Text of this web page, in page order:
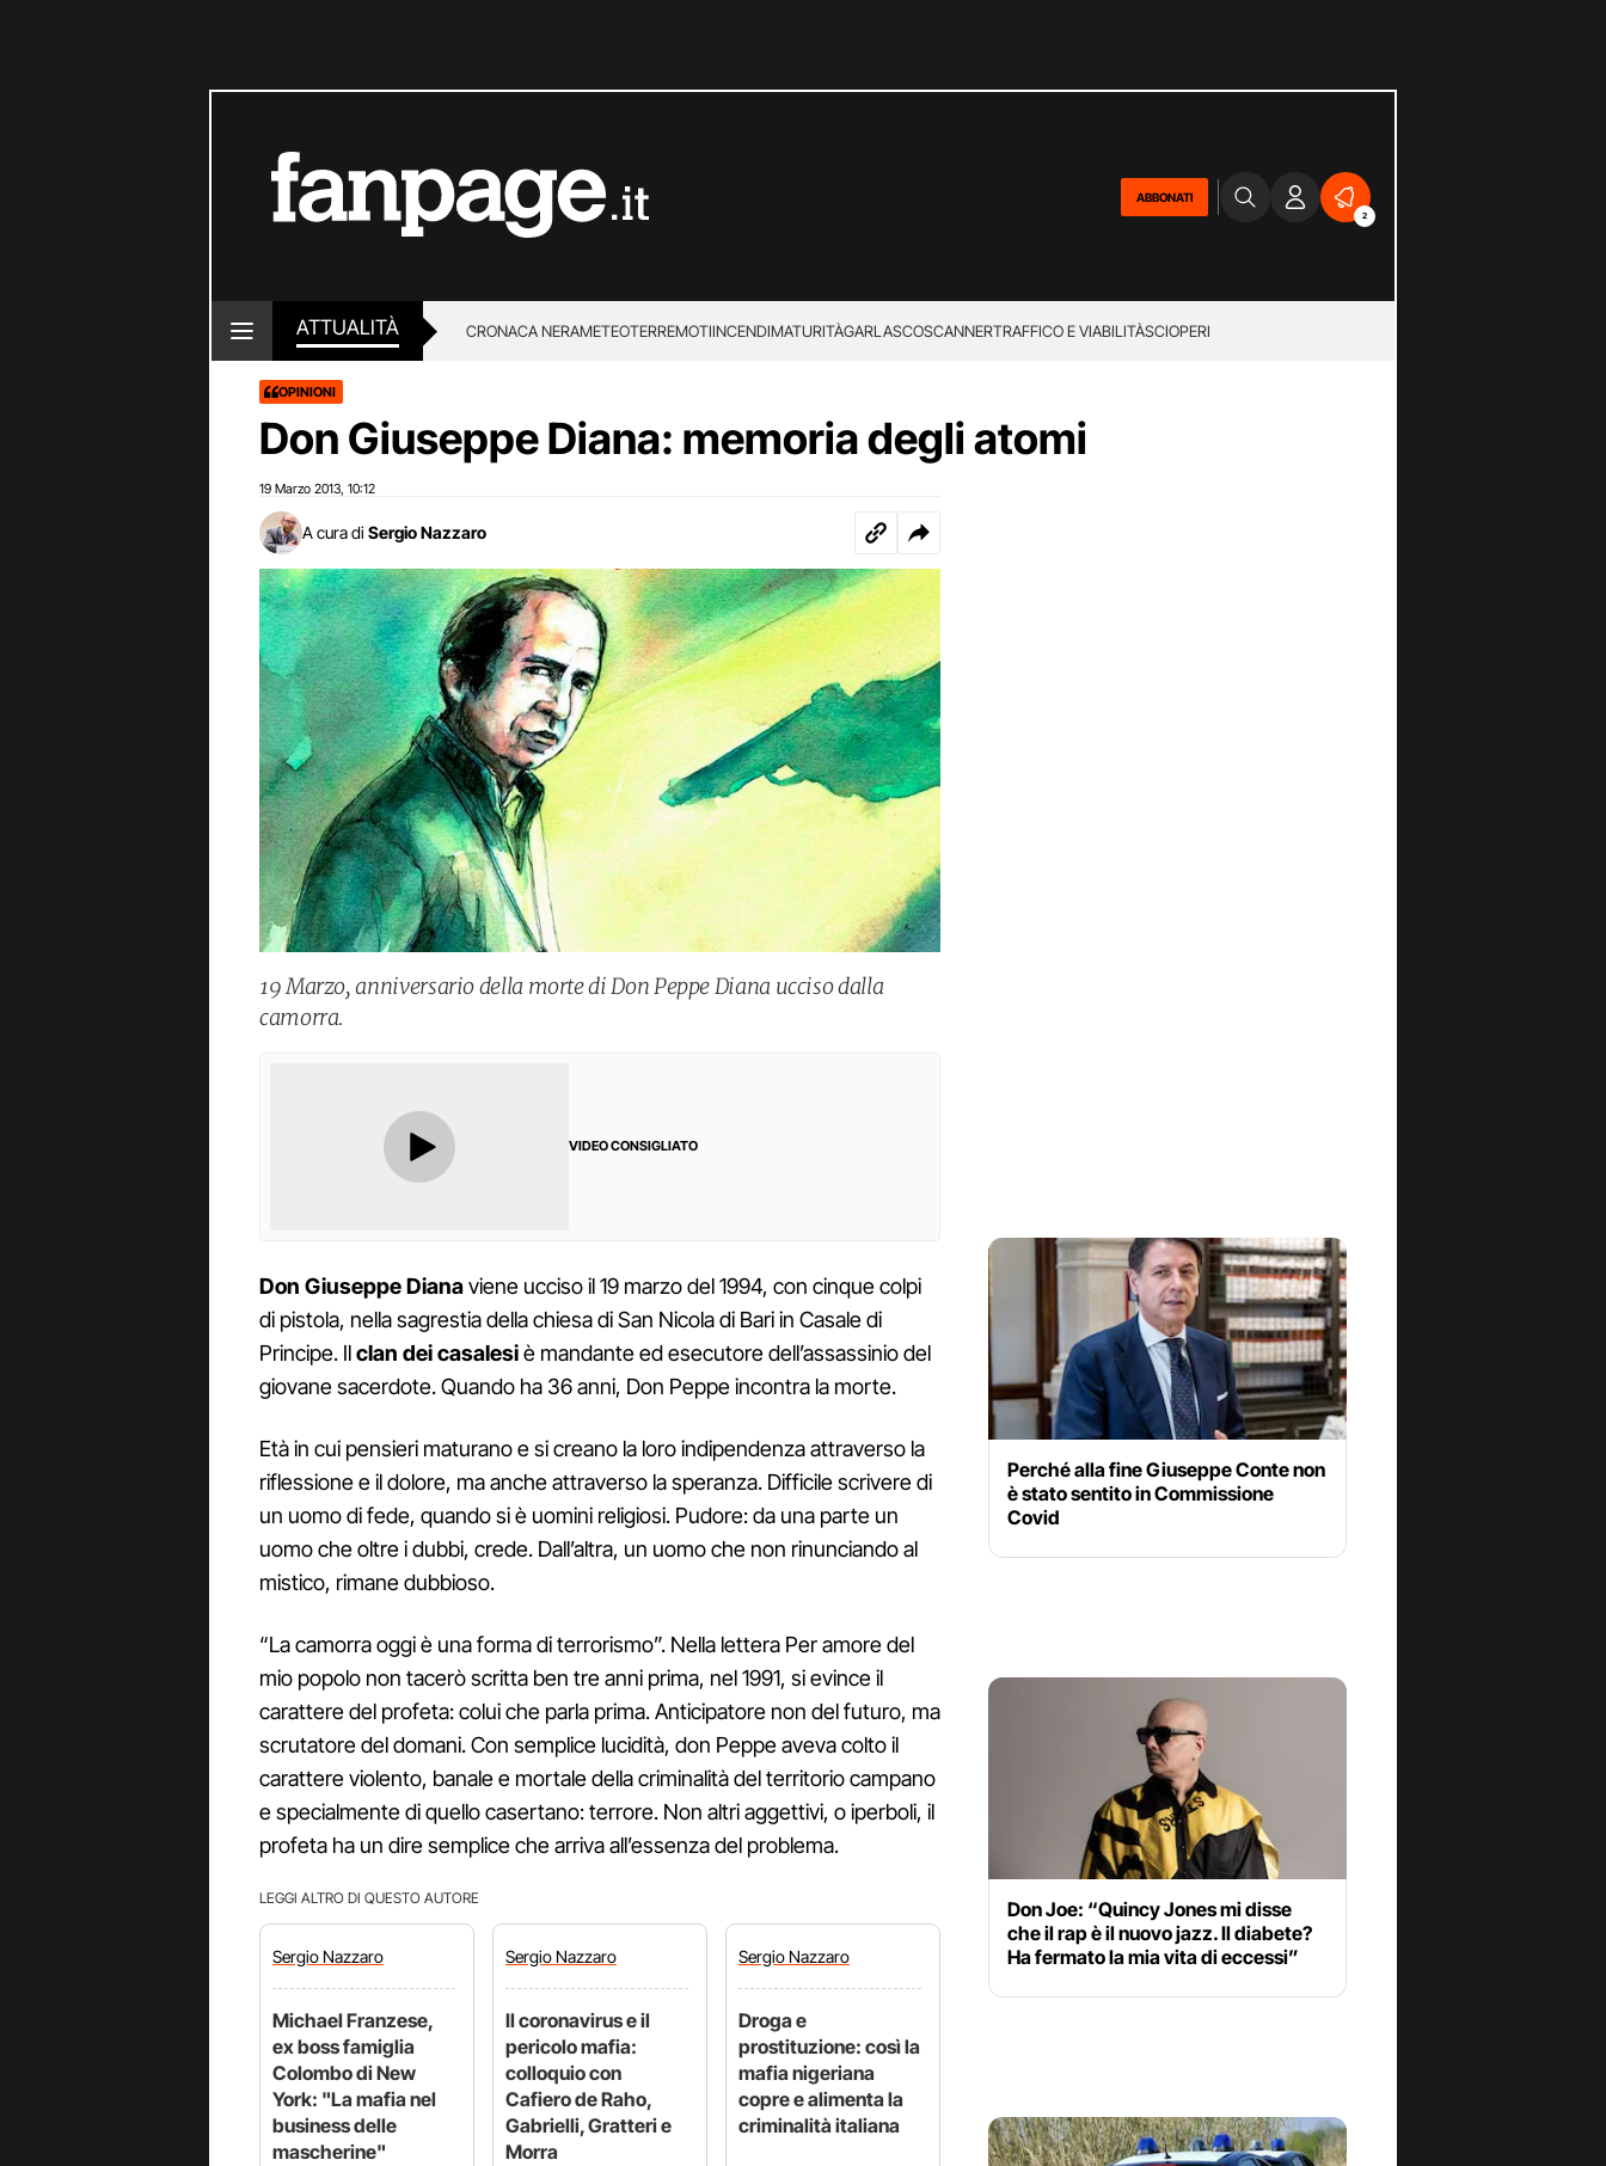
ABBONATI
2
ATTUALITÀ CRONACA NERAMETEOTERREMOTIINCENDIMATURITÀGARLASCOSCANNERTRAFFICO E VIABILITÀSCIOPERI
OPINIONI
Don Giuseppe Diana: memoria degli atomi
19 Marzo 2013 10:12
A cura di Sergio Nazzaro
19 Marzo, anniversario della morte di Don Peppe Diana ucciso dalla
camorra.
VIDEO CONSIGLIATO
Don GiuseppeDianaviene ucciso il 19 marzo del 1994, con cinque colpi
di pistola, nella sagrestia della chiesa di San Nicola di Bari in Casale di
Principe. Ilclan deicasalesiè mandante ed esecutore dell’assassinio del
giovane sacerdote. Quando ha 36 anni, Don Peppe incontra la morte.
Età in cui pensieri maturano e si creano la loro indipendenza attraverso la
riflessione e il dolore, ma anche attraverso la speranza. Difficile scrivere di
un uomo di fede, quando si è uomini religiosi. Pudore: da una parte un
uomo che oltre i dubbi, crede. Dall’altra, un uomo che non rinunciando al
mistico, rimane dubbioso.
“La camorra oggi è una forma di terrorismo”. Nella lettera Per amore del
mio popolo non tacerò scritta ben tre anni prima, nel 1991, si evince il
carattere del profeta: colui che parla prima. Anticipatore non del futuro, ma
scrutatore del domani. Con semplice lucidità, don Peppe aveva colto il
carattere violento, banale e mortale della criminalità del territorio campano
e specialmente di quello casertano: terrore. Non altri aggettivi, o iperboli, il
profeta ha un dire semplice che arriva all’essenza del problema.
LEGGI ALTRO DI QUESTO AUTORE
SergioNazzaro
Michael Franzese,
ex boss famiglia
Colombo di New
York: "La mafia nel
business delle
mascherine"
SergioNazzaro
Il coronavirus e il
pericolo mafia:
colloquio con
Cafiero de Raho,
Gabrielli, Gratteri e
Morra
SergioNazzaro
Droga e
prostituzione: così la
mafia nigeriana
copre e alimenta la
criminalità italiana
Perché alla fine Giuseppe Conte non
è stato sentito in Commissione
Covid
Don Joe: “Quincy Jones mi disse
che il rap è il nuovo jazz. Il diabete?
Ha fermato la mia vita di eccessi”